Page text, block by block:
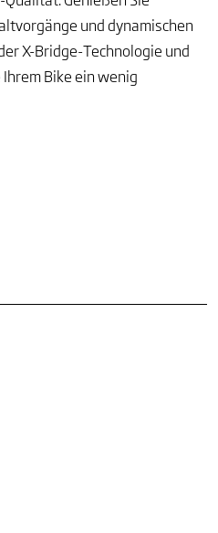
und dynamischen
X-Bridge-Technologie und
Bike ein wenig